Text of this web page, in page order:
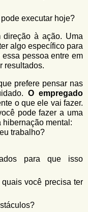
executar hoje?
direção à ação. Uma
algo específico para
pessoa entre em
resultados.
prefere pensar nas
O empregado
o que ele vai fazer.
pode fazer a uma
hibernação mental:
trabalho?
para que isso
você precisa ter